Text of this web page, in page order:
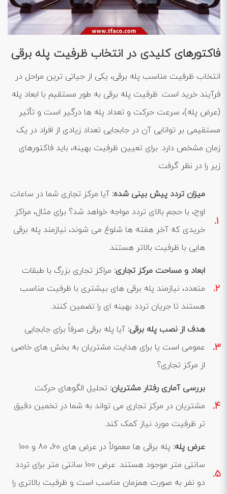
فاکتورهای کلیدی در انتخاب ظرفیت پله برقی
انتخاب ظرفیت مناسب پله برقی، یکی از حیاتی ‌ترین مراحل در
فرآیند خرید است. ظرفیت پله برقی به طور مستقیم با ابعاد پله
(عرض پله)، سرعت حرکت و تعداد پله ‌ها درگیر است و تأثیر
مستقیمی بر توانایی آن در جابجایی تعداد زیادی از افراد در یک
زمان مشخص دارد. برای تعیین ظرفیت بهینه، باید فاکتورهای
زیر را در نظر گرفت:
میزان تردد پیش ‌بینی شده: آیا مرکز تجاری شما در ساعات
اوج، با حجم بالای تردد مواجه خواهد شد؟ برای مثال، مراکز
خریدی که آخر هفته ‌ها شلوغ می ‌شوند، نیازمند پله برقی
‌هایی با ظرفیت بالاتر هستند.
ابعاد و مساحت مرکز تجاری: مراکز تجاری بزرگ با طبقات
متعدد، نیازمند پله برقی‌ های بیشتری با ظرفیت مناسب
هستند تا جریان تردد بهینه ‌ای را تضمین کنند.
هدف از نصب پله برقی: آیا پله برقی صرفاً برای جابجایی
عمومی است یا برای هدایت مشتریان به بخش ‌های خاصی
از مرکز تجاری؟
بررسی آماری رفتار مشتریان: تحلیل الگوهای حرکت
مشتریان در مرکز تجاری می ‌تواند به شما در تخمین دقیق
‌تر ظرفیت مورد نیاز کمک کند.
عرض پله:
پله برقی ‌ها معمولاً در عرض ‌های 60، 80 و 100
سانتی ‌متر موجود هستند. عرض 100 سانتی ‌متر برای تردد
دو نفر به صورت همزمان مناسب است و ظرفیت بالاتری را